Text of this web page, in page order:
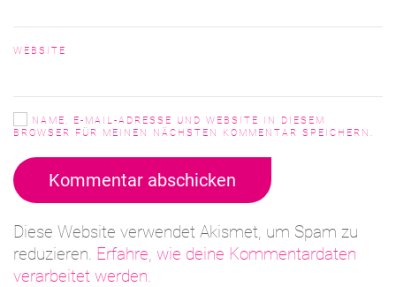
WEBSITE
NAME, E-MAIL-ADRESSE UND WEBSITE IN DIESEM
BROWSER FÜR MEINEN NÄCHSTEN KOMMENTAR SPEICHERN.
Kommentar abschicken
Diese Website verwendet Akismet, um Spam zu
reduzieren. Erfahre, wie deine Kommentardaten
verarbeitet werden.